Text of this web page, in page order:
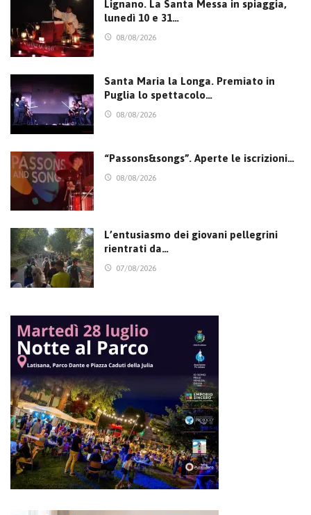
Lignano. La Santa Messa in spiaggia,
lunedì 10 e 31…
08/08/2026
Santa Maria la Longa. Premiato in
Puglia lo spettacolo…
08/08/2026
“Passons&songs”. Aperte le iscrizioni…
08/08/2026
L’entusiasmo dei giovani pellegrini
rientrati da…
07/08/2026